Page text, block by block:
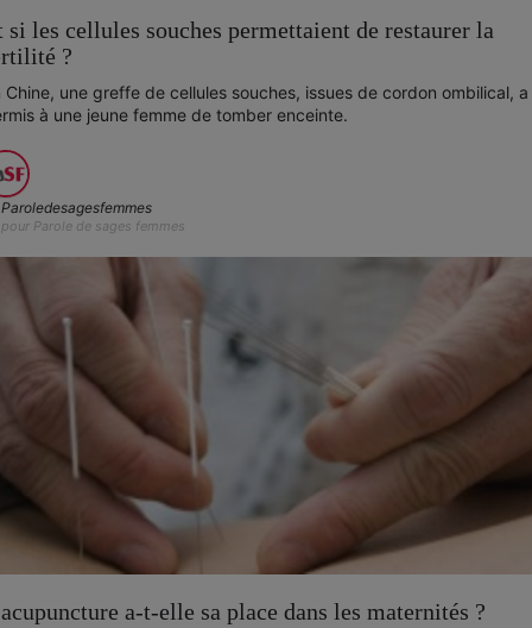
si les cellules souches permettaient de restaurer la
?
Chine, une greffe de cellules souches, issues de cordon ombilical, a
à une jeune femme de tomber enceinte.
Paroledesagesfemmes
pour Parole de sages femmes
a-t-elle sa place dans les maternités ?